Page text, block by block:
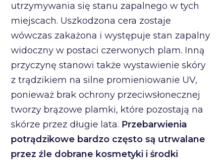
utrzymywania się stanu zapalnego w tych
miejscach. Uszkodzona cera zostaje
wówczas zakażona i występuje stan zapalny
widoczny w postaci czerwonych plam. Inną
przyczynę stanowi także wystawienie skóry
z trądzikiem na silne promieniowanie UV,
ponieważ brak ochrony przeciwsłonecznej
tworzy brązowe plamki, które pozostają na
skórze przez długie lata. Przebarwienia
potrądzikowe bardzo często są utrwalane
przez źle dobrane kosmetyki i środki